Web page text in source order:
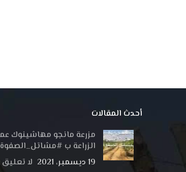
أحدث المقالات
الزراعة ب #مشاتل_الصفوة
19 ديسمبر، 2021
لا تعليق